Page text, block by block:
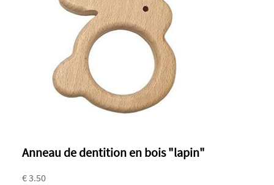
Anneau de dentition en bois "lapin"
€ 3.50